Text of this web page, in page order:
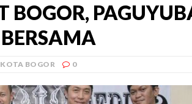
BOGOR,
BOGOR 0